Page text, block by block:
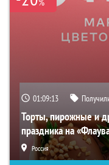
01:09:12
Торты, пирожные и
праздника на
Россия